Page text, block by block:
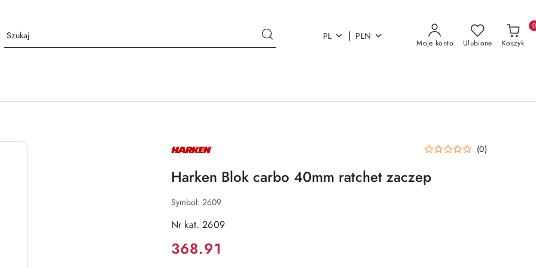
PL | PLN
Moje konto Ulubione Koszyk
0
NAZWA
PRODUCENTA: (0)
Harken Blok carbo 40mm ratchet zaczep
Symbol: 2609
Nr kat. 2609
Cena:
368.91